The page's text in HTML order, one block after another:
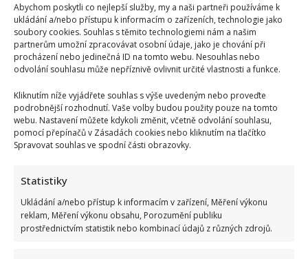
Abychom poskytli co nejlepší služby, my a naši partneři používáme k
ukládání a/nebo přístupu k informacím o zařízeních, technologie jako
soubory cookies. Souhlas s těmito technologiemi nám a našim
partnerům umožní zpracovávat osobní údaje, jako je chování při
procházení nebo jedinečná ID na tomto webu. Nesouhlas nebo
odvolání souhlasu může nepříznivě ovlivnit určité vlastnosti a funkce.
Kliknutím níže vyjádřete souhlas s výše uvedeným nebo proveďte
podrobnější rozhodnutí. Vaše volby budou použity pouze na tomto
webu. Nastavení můžete kdykoli změnit, včetně odvolání souhlasu,
pomocí přepínačů v Zásadách cookies nebo kliknutím na tlačítko
Spravovat souhlas ve spodní části obrazovky.
Statistiky
Ukládání a/nebo přístup k informacím v zařízení, Měření výkonu
reklam, Měření výkonu obsahu, Porozumění publiku
prostřednictvím statistik nebo kombinací údajů z různých zdrojů.